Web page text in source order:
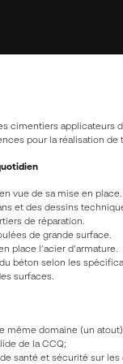
cimentiers applicateurs
pour la réalisation de
vue de sa mise en place.
et des dessins
de réparation.
de grande surface.
place l’acier d’armature.
béton selon les
surfaces.
même domaine (un
de la CCQ;
santé et sécurité sur